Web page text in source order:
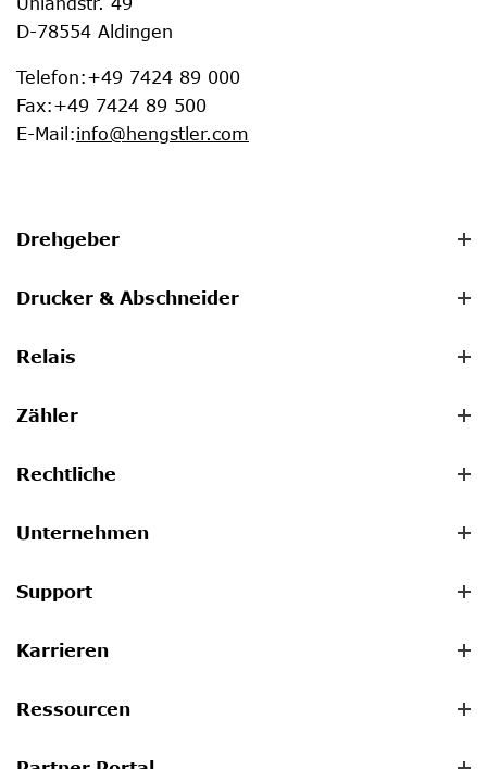
D-78554 Aldingen
Telefon:+49 7424 89 000
Fax:+49 7424 89 500
E-Mail :info@hengstler.com
Drehgeber
Drucker & Abschneider
Relais
Zähler
Rechtliche
Unternehmen
Support
Karrieren
Ressourcen